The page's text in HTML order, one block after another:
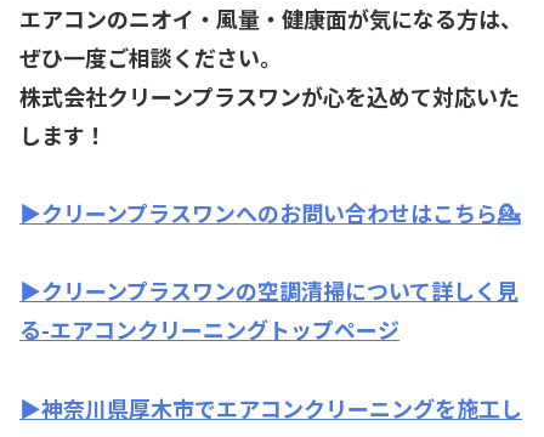
エアコンのニオイ・風量・健康面が気になる方は、
ぜひ一度ご相談ください。
株式会社クリーンプラスワンが心を込めて対応いた
します！
▶️クリーンプラスワンへのお問い合わせはこちら💁
▶️クリーンプラスワンの空調清掃について詳しく見
る-エアコンクリーニングトップページ
▶️神奈川県厚木市でエアコンクリーニングを施工し